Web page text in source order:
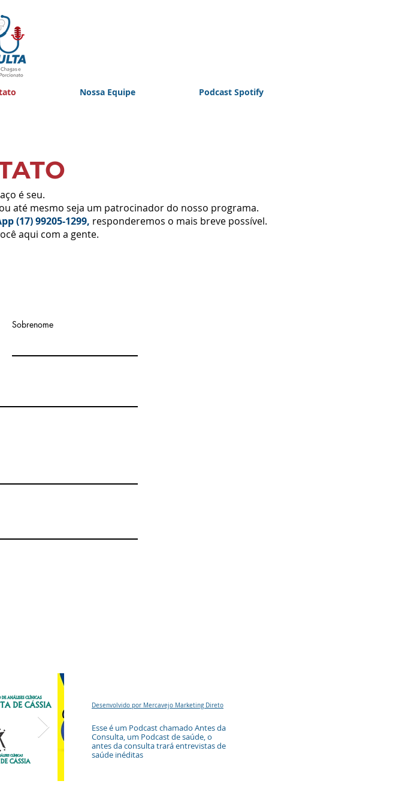
Nossa Equipe Podcast Spotify
é seu.
até mesmo seja um patrocinador do nosso programa.
(17) 99205-1299, responderemos o mais breve possível.
aqui com a gente.
Sobrenome
Desenvolvido por Mercavejo Marketing Direto
Esse é um Podcast chamado Antes da
Consulta, um Podcast de saúde, o
antes da consulta trará entrevistas de
saúde inéditas